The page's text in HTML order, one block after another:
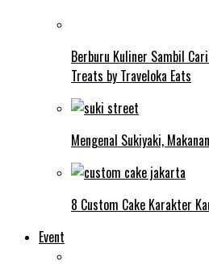
Berburu Kuliner Sambil
Treats by Traveloka Eats
Mengenal Sukiyaki,
8 Custom Cake Karakter
Event